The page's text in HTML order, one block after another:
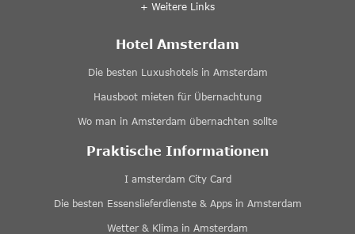
+ Weitere Links
Hotel Amsterdam
Die besten Luxushotels in Amsterdam
Hausboot mieten für Übernachtung
Wo man in Amsterdam übernachten sollte
Praktische Informationen
I amsterdam City Card
Die besten Essenslieferdienste & Apps in Amsterdam
Wetter & Klima in Amsterdam